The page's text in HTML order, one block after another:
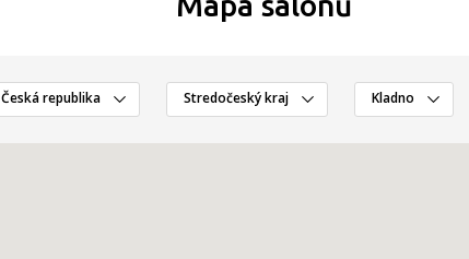
Česká republika Stredočeský kraj Kladno